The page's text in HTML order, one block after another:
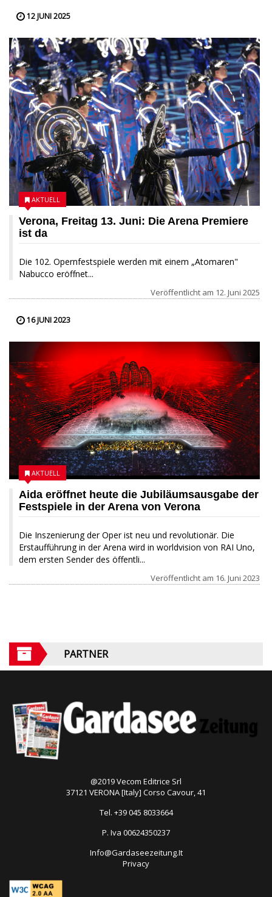
12 JUNI 2025
Verona, Freitag 13. Juni: Die Arena Premiere
ist da
Die 102. Opernfestspiele werden mit einem „Atomaren"
Nabucco eröffnet...
AKTUELL
Veröffentlicht am 12. Juni 2025
16 JUNI 2023
Aida eröffnet heute die Jubiläumsausgabe der
Festspiele in der Arena von Verona
Die Inszenierung der Oper ist neu und revolutionär. Die
Erstaufführung in der Arena wird in worldvision von RAI Uno,
dem ersten Sender des öffentli...
AKTUELL
Veröffentlicht am 16. Juni 2023
PARTNER
@2019 Vecom Editrice Srl
37121 VERONA [Italy] Corso Cavour, 41
Tel. +39 045 8033664
P. Iva 00624350237
Info@Gardaseezeitung.It
Privacy